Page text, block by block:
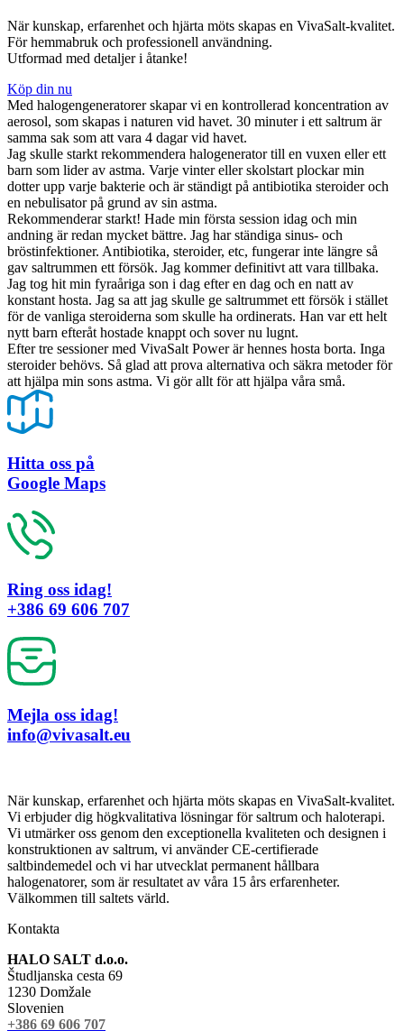
När kunskap, erfarenhet och hjärta möts skapas en VivaSalt-kvalitet.
För hemmabruk och professionell användning.
Utformad med detaljer i åtanke!
Köp din nu
Med halogengeneratorer skapar vi en kontrollerad koncentration av
aerosol, som skapas i naturen vid havet. 30 minuter i ett saltrum är
samma sak som att vara 4 dagar vid havet.
Jag skulle starkt rekommendera halogenerator till en vuxen eller ett
barn som lider av astma. Varje vinter eller skolstart plockar min
dotter upp varje bakterie och är ständigt på antibiotika steroider och
en nebulisator på grund av sin astma.
Rekommenderar starkt! Hade min första session idag och min
andning är redan mycket bättre. Jag har ständiga sinus- och
bröstinfektioner. Antibiotika, steroider, etc, fungerar inte längre så
gav saltrummen ett försök. Jag kommer definitivt att vara tillbaka.
Jag tog hit min fyraåriga son i dag efter en dag och en natt av
konstant hosta. Jag sa att jag skulle ge saltrummet ett försök i stället
för de vanliga steroiderna som skulle ha ordinerats. Han var ett helt
nytt barn efteråt hostade knappt och sover nu lugnt.
Efter tre sessioner med VivaSalt Power är hennes hosta borta. Inga
steroider behövs. Så glad att prova alternativa och säkra metoder för
att hjälpa min sons astma. Vi gör allt för att hjälpa våra små.
Hitta oss på
Google Maps
Ring oss idag!
+386 69 606 707
Mejla oss idag!
info@vivasalt.eu
När kunskap, erfarenhet och hjärta möts skapas en VivaSalt-kvalitet.
Vi erbjuder dig högkvalitativa lösningar för saltrum och haloterapi.
Vi utmärker oss genom den exceptionella kvaliteten och designen i
konstruktionen av saltrum, vi använder CE-certifierade
saltbindemedel och vi har utvecklat permanent hållbara
halogenatorer, som är resultatet av våra 15 års erfarenheter.
Välkommen till saltets värld.
Kontakta
HALO SALT d.o.o.
Študljanska cesta 69
1230 Domžale
Slovenien
+386 69 606 707